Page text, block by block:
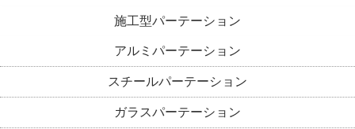
施工型パーテーション
アルミパーテーション
スチールパーテーション
ガラスパーテーション